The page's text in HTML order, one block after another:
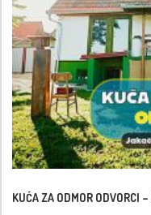
KUĆA ZA ODMOR ODVORCI